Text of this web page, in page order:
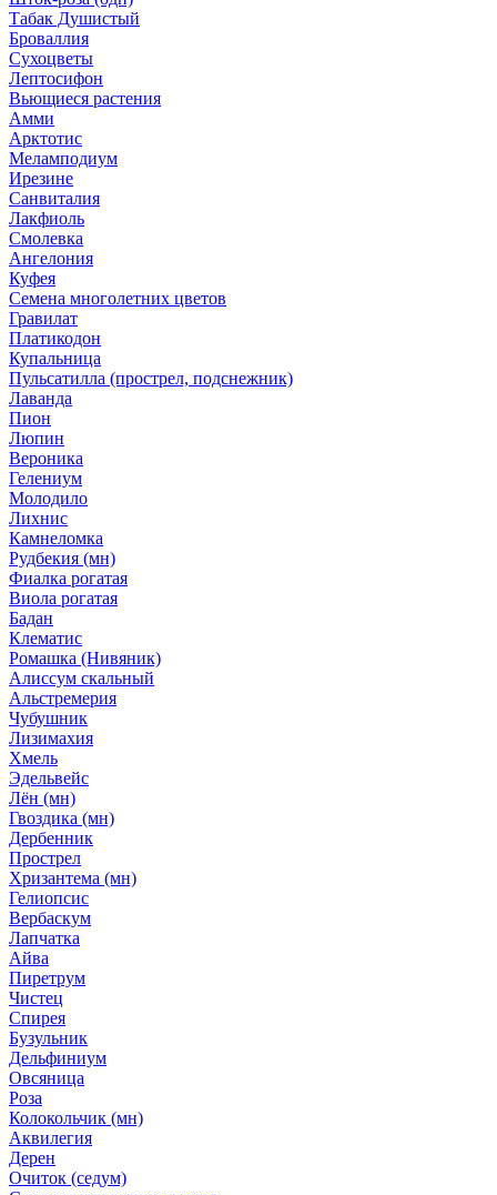
Табак Душистый
Броваллия
Сухоцветы
Лептосифон
Вьющиеся растения
Амми
Арктотис
Меламподиум
Ирезине
Санвиталия
Лакфиоль
Смолевка
Ангелония
Куфея
Семена многолетних цветов
Гравилат
Платикодон
Купальница
Пульсатилла (прострел, подснежник)
Лаванда
Пион
Люпин
Вероника
Гелениум
Молодило
Лихнис
Камнеломка
Рудбекия (мн)
Фиалка рогатая
Виола рогатая
Бадан
Клематис
Ромашка (Нивяник)
Алиссум скальный
Альстремерия
Чубушник
Лизимахия
Хмель
Эдельвейс
Лён (мн)
Гвоздика (мн)
Дербенник
Прострел
Хризантема (мн)
Гелиопсис
Вербаскум
Лапчатка
Айва
Пиретрум
Чистец
Спирея
Бузульник
Дельфиниум
Овсяница
Роза
Колокольчик (мн)
Аквилегия
Дерен
Очиток (седум)